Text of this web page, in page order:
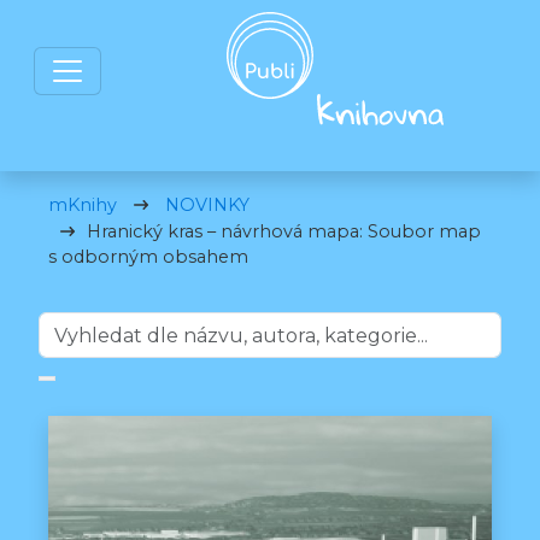
mKnihy
NOVINKY
Hranický kras – návrhová mapa: Soubor map
s odborným obsahem